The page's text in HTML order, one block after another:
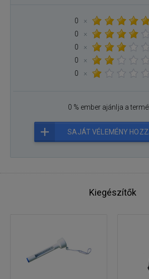
0
×
0
×
0
×
0
×
0
×
0 % ember ajánlja a
SAJÁT VÉLEMÉNY
Kiegészítők